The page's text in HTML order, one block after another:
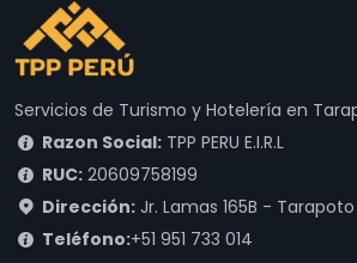
Servicios de Turismo y Hotelería en
Razon Social:TPP PERU E.I.R.L
RUC:20609758199
Dirección:Jr. Lamas 165B - Tarapoto
Teléfono:+51 951 733 014